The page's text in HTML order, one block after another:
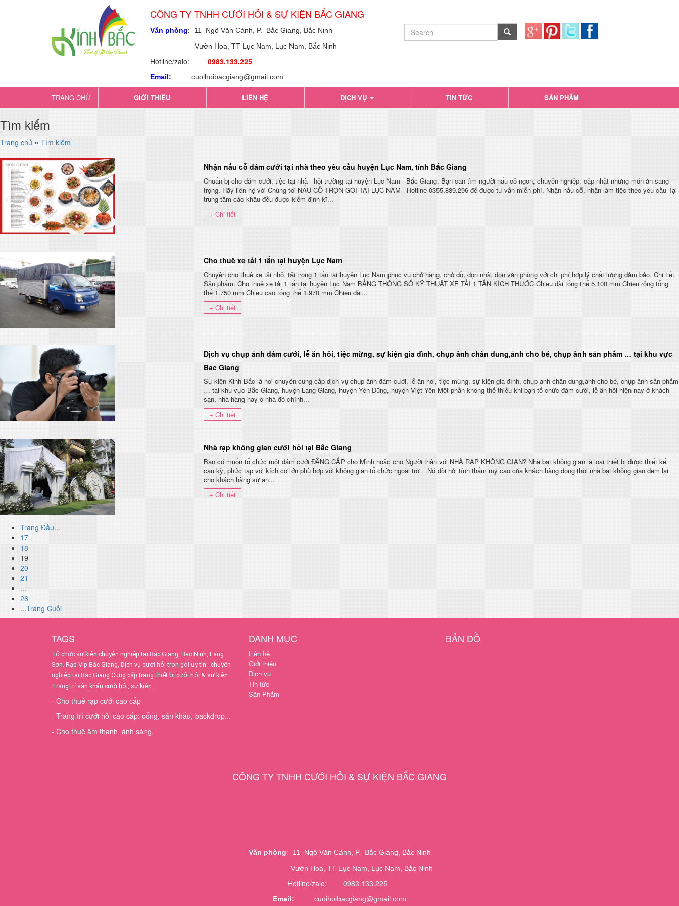
CÔNG TY TNHH CƯỚI HỎI & SỰ KIỆN BẮC GIANG
Văn phòng: 11 Ngô Văn Cảnh, P. Bắc Giang, Bắc Ninh
Vườn Hoa, TT Lục Nam, Lục Nam, Bắc Ninh
Hotline/zalo: 0983.133.225
Email: cuoihoibacgiang@gmail.com
TRANG CHỦ GIỚI THIỆU LIÊN HỆ DỊCH VỤ TIN TỨC SẢN PHẨM
Tìm kiếm
Trang chủ » Tìm kiếm
Nhận nấu cỗ đám cưới tại nhà theo yêu cầu huyện Lục Nam, tỉnh Bắc Giang
Chuẩn bị cho đám cưới, tiệc tại nhà - hội trường tại huyện Lục Nam - Bắc Giang, Bạn cần tìm người nấu cỗ ngon, chuyên nghiệp, cập nhật những món ăn sang
trọng. Hãy liên hệ với Chúng tôi NẤU CỖ TRỌN GÓI TẠI LỤC NAM - Hotline 0355.889.296 để được tư vấn miễn phí. Nhận nấu cỗ, nhận làm tiệc theo yêu cầu Tại
trung tâm các khâu đều được kiểm định kĩ...
+ Chi tiết
Cho thuê xe tải 1 tấn tại huyện Lục Nam
Chuyên cho thuê xe tải nhỏ, tải trọng 1 tấn tại huyện Lục Nam phục vụ chở hàng, chở đồ, dọn nhà, dọn văn phòng với chi phí hợp lý chất lượng đảm bảo. Chi tiết
Sản phẩm: Cho thuê xe tải 1 tấn tại huyện Lục Nam BẢNG THÔNG SỐ KỸ THUẬT XE TẢI 1 TẤN KÍCH THƯỚC Chiều dài tổng thể 5.100 mm Chiều rộng tổng
thể 1.750 mm Chiều cao tổng thể 1.970 mm Chiều dài...
+ Chi tiết
Dịch vụ chụp ảnh đám cưới, lễ ăn hỏi, tiệc mừng, sự kiện gia đình, chụp ảnh chân dung,ảnh cho bé, chụp ảnh sản phẩm … tại khu vực
Bac Giang
Sự kiện Kinh Bắc là nơi chuyên cung cấp dịch vụ chụp ảnh đám cưới, lễ ăn hỏi, tiệc mừng, sự kiện gia đình, chụp ảnh chân dung,ảnh cho bé, chụp ảnh sản phẩm
… tại khu vực Bắc Giang, huyện Lạng Giang, huyện Yên Dũng, huyện Việt Yên Một phần không thể thiếu khi bạn tổ chức đám cưới, lễ ăn hỏi hiện nay ở khách
sạn, nhà hàng hay ở nhà đó chính...
+ Chi tiết
Nhà rạp không gian cưới hỏi tại Bắc Giang
Bạn có muốn tổ chức một đám cưới ĐẲNG CẤP cho Mình hoặc cho Người thân với NHÀ RẠP KHÔNG GIAN? Nhà bạt không gian là loại thiết bị được thiết kế
cầu kỳ, phức tạp với kích cỡ lớn phù hợp với không gian tổ chức ngoài trời…Nó đòi hỏi tính thẩm mỹ cao của khách hàng đồng thời nhà bạt không gian đem lại
cho khách hàng sự an...
+ Chi tiết
Trang Đầu...
17
18
19
20
21
...
26
...Trang Cuối
TAGS
Tổ chức sự kiện chuyên nghiệp tại Bắc Giang, Bắc Ninh, Lạng
Sơn. Rạp Vip Bắc Giang, Dịch vụ cưới hỏi trọn gói uy tín - chuyên
nghiệp tại Bắc Giang.Cung cấp trang thiết bị cưới hỏi & sự kiện
Trang trí sân khấu cưới hỏi, sự kiện...
- Cho thuê rạp cưới cao cấp
- Trang trí cưới hỏi cao cấp: cổng, sân khấu, backdrop...
- Cho thuê âm thanh, ánh sáng.
DANH MỤC
Liên hệ
Giới thiệu
Dịch vụ
Tin tức
Sản Phẩm
BẢN ĐỒ
CÔNG TY TNHH CƯỚI HỎI & SỰ KIỆN BẮC GIANG
Văn phòng: 11 Ngô Văn Cảnh, P. Bắc Giang, Bắc Ninh
Vườn Hoa, TT Lục Nam, Lục Nam, Bắc Ninh
Hotline/zalo: 0983.133.225
Email: cuoihoibacgiang@gmail.com